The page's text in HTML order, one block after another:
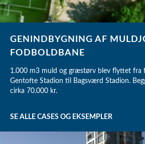
GENINDBYGNING AF
FODBOLDBANE
1.000 m3 muld og græstørv blev flyttet fra
Gentofte Stadion til Bagsværd Stadion.
cirka 70.000 kr.
SE ALLE CASES OG EKSEMPLER